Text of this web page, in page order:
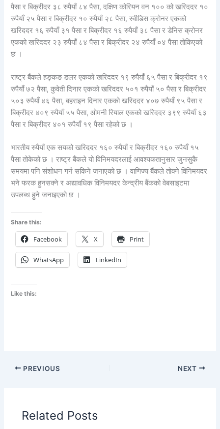
पैसा र बिक्रीदर ३८ रुपैयाँ ८४ पैसा, दक्षिण कोरियन वन १०० को खरिददर १०
रुपैयाँ २५ पैसा र बिक्रीदर १० रुपैयाँ २८ पैसा, स्वीडिस क्रोनर एकको
खरिददर १६ रुपैयाँ ३१ पैसा र बिक्रीदर १६ रुपैयाँ ३८ पैसा र डेनिस क्रोनर
एकको खरिददर २३ रुपैयाँ ८४ पैसा र बिक्रीदर २४ रुपैयाँ ०४ पैसा तोकिएको
छ ।
राष्ट्र बैंकले हङ्कङ डलर एकको खरिददर १९ रुपैयाँ ६५ पैसा र बिक्रीदर १९
रुपैयाँ ७२ पैसा, कुवेती दिनार एकको खरिददर ५०१ रुपैयाँ ५० पैसा र बिक्रीदर
५०३ रुपैयाँ ४६ पैसा, बहराइन दिनार एकको खरिददर ४०७ रुपैयाँ ९५ पैसा र
बिक्रीदर ४०९ रुपैयाँ ५५ पैसा, ओमनी रियाल एकको खरिददर ३९९ रुपैयाँ ६३
पैसा र बिक्रीदर ४०१ रुपैयाँ १९ पैसा रहेको छ ।
भारतीय रुपैयाँ एक सयको खरिददर १६० रुपैयाँ र बिक्रीदर १६० रुपैयाँ १५
पैसा तोकेको छ । राष्ट्र बैंकले यो विनिमयदरलाई आवश्यकतानुसार जुनसुकै
समयमा पनि संशोधन गर्न सकिने जनाएको छ । वाणिज्य बैंकले तोक्ने विनिमयदर
भने फरक हुनसक्ने र अद्यावधिक विनिमयदर केन्द्रीय बैंकको वेबसाइटमा
उपलब्ध हुने जनाइएको छ ।
Share this:
Facebook X Print
WhatsApp LinkedIn
Like this:
PREVIOUS NEXT
Related Posts